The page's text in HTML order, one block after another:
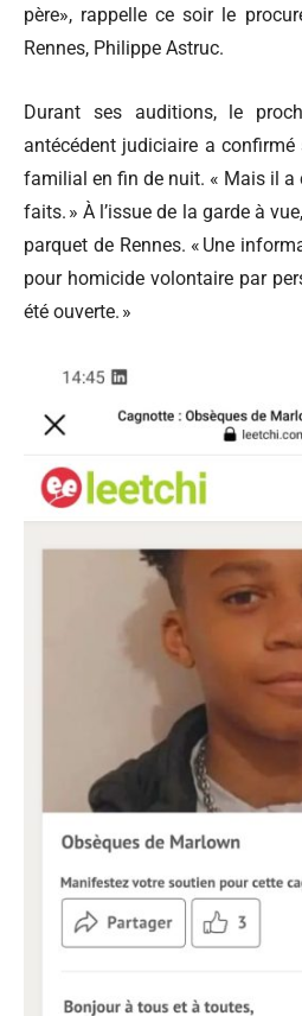
père», rappelle ce soir le
Rennes, Philippe Astruc.
Durant ses auditions, le
antécédent judiciaire a
familial en fin de nuit. « Mais il a
faits. » À l’issue de la garde à
parquet de Rennes. « Une
pour homicide volontaire par
été ouverte. »